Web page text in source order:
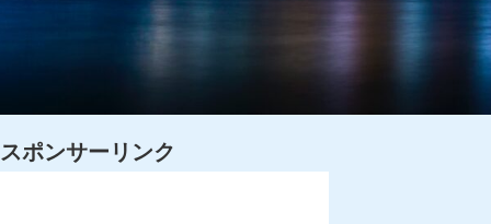
スポンサーリンク